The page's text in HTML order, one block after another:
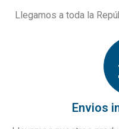
Llegamos a toda la
Envios